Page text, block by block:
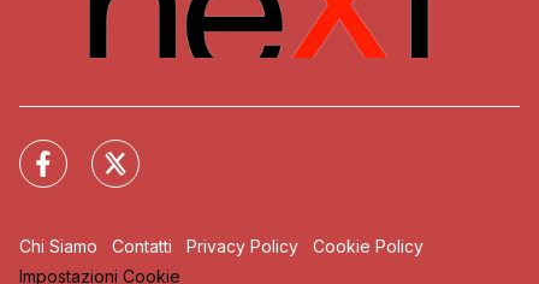
Chi Siamo Contatti Privacy Policy
Cookie Policy
Impostazioni Cookie